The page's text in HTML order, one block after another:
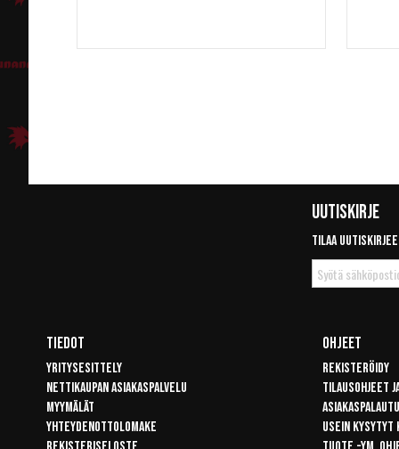
Uutiskirje
Tilaa
Tilaa
uutiskirje
Tiedot
Yritysesittely
Nettikaupan asiakaspalvelu
Myymälät
Yhteydenottolomake
Ohjeet
Rekisteröidy
Tilausohjeet
Usein kysytyt